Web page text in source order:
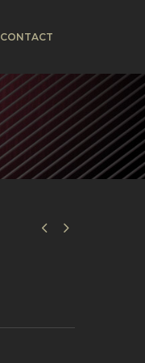
CONTACT
 